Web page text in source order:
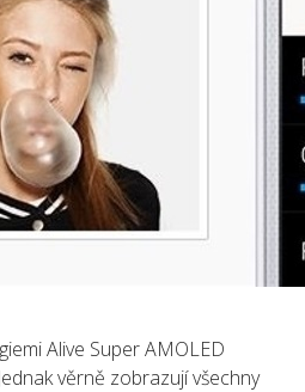
Alive Super AMOLED
věrně zobrazují všechny